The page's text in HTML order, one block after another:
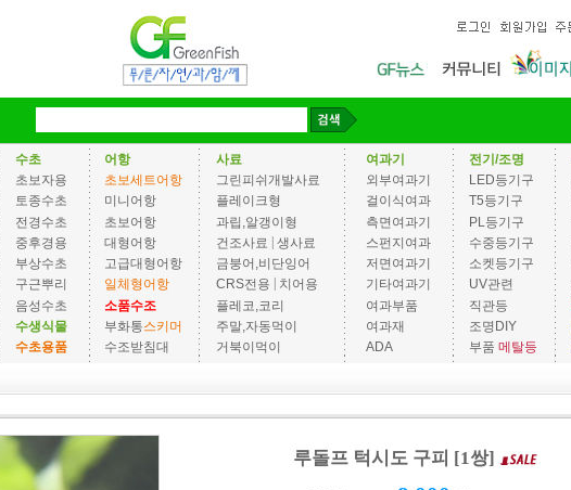
수초
초보자용
토종수초
전경수초
중후경용
부상수초
구근뿌리
음성수초
수생식물
수초용품
어항
초보세트어항
미니어항
초보어항
대형어항
고급대형어항
일체형어항
소품수조
부화통스키머
수조받침대
사료
그린피쉬개발사료
플레이크형
과립,알갱이형
건조사료 | 생사료
금붕어,비단잉어
CRS전용
치어용
플레코,코리
주말,자동먹이
거북이먹이
여과기
외부여과기
걸이식여과
측면여과기
스펀지여과
저면여과기
기타여과기
여과부품
여과재
ADA
전기/조명
LED등기구
T5등기구
PL등기구
수중등기구
소켓등기구
UV관련
직관등
조명DIY
부품 메탈등
루돌프 턱시도 구피 [1쌍]